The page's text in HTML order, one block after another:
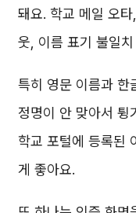
돼요. 학교 메일 오
웃, 이름 표기 불일
특히 영문 이름과 한
정명이 안 맞아서 튕
학교 포털에 등록된
게 좋아요.